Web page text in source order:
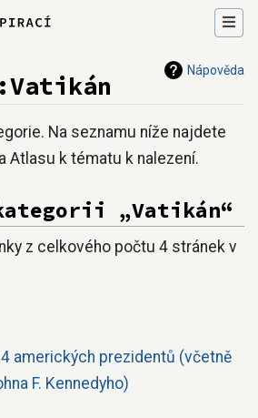
Nápověda
Na seznamu níže najdete
Atlasu k tématu k nalezení.
„Vatikán“
z celkového počtu 4 stránek v
amerických prezidentů (včetně
F. Kennedyho)